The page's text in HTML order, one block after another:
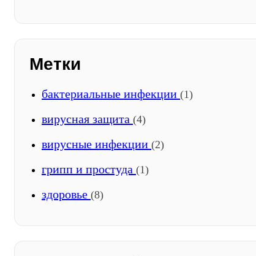
Метки
бактериальные инфекции (1)
вирусная защита (4)
вирусные инфекции (2)
грипп и простуда (1)
здоровье (8)